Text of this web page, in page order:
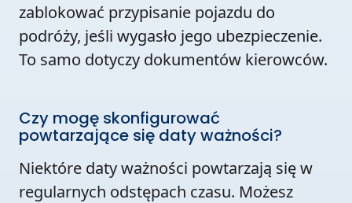
zablokować przypisanie pojazdu do
podróży, jeśli wygasło jego ubezpieczenie.
To samo dotyczy dokumentów kierowców.
Czy mogę skonfigurować
powtarzające się daty ważności?
Niektóre daty ważności powtarzają się w
regularnych odstępach czasu. Możesz